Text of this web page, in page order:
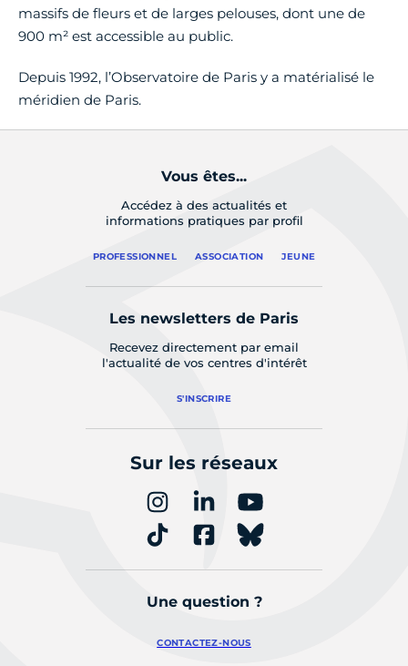
massifs de fleurs et de larges pelouses, dont une de
900 m² est accessible au public.
Depuis 1992, l’Observatoire de Paris y a matérialisé le
méridien de Paris.
Vous êtes...
Accédez à des actualités et
informations pratiques par profil
PROFESSIONNEL ASSOCIATION JEUNE
Les newsletters de Paris
Recevez directement par email
l'actualité de vos centres d'intérêt
S'INSCRIRE
Sur les réseaux
Une question ?
CONTACTEZ-NOUS